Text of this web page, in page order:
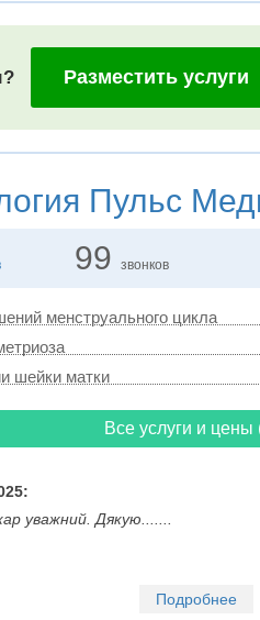
Разместить услуги
Пульс
99 звонков
менструального цикла
шейки матки
Все услуги и цены
уважний. Дякую.......
Подробнее